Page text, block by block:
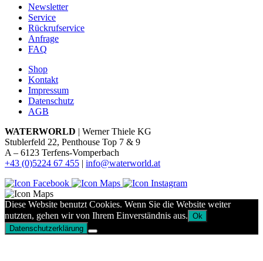
Newsletter
Service
Rückrufservice
Anfrage
FAQ
Shop
Kontakt
Impressum
Datenschutz
AGB
WATERWORLD | Werner Thiele KG
Stublerfeld 22, Penthouse Top 7 & 9
A – 6123 Terfens-Vomperbach
+43 (0)5224 67 455 | info@waterworld.at
Diese Website benutzt Cookies. Wenn Sie die Website weiter
nutzten, gehen wir von Ihrem Einverständnis aus. Ok
Datenschutzerklärung